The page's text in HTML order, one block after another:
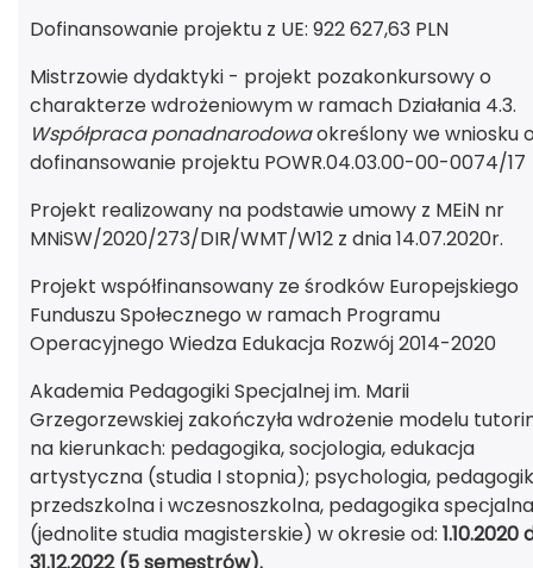
Dofinansowanie projektu z UE: 922 627,63 PLN
Mistrzowie dydaktyki - projekt pozakonkursowy o
charakterze wdrożeniowym w ramach Działania 4.3.
Współpraca ponadnarodowaokreślony we wniosku
dofinansowanie projektu POWR.04.03.00-00-0074/17
Projekt realizowany na podstawie umowy z MEiN nr
MNiSW/2020/273/DIR/WMT/W12 z dnia 14.07.2020r.
Projekt współfinansowany ze środków Europejskiego
Funduszu Społecznego w ramach Programu
Operacyjnego Wiedza Edukacja Rozwój 2014-2020
Akademia Pedagogiki Specjalnej im. Marii
Grzegorzewskiej zakończyła wdrożenie modelu
na kierunkach: pedagogika, socjologia, edukacja
artystyczna (studia I stopnia); psychologia,
przedszkolna i wczesnoszkolna, pedagogika specjalna
(jednolite studia magisterskie) w okresie od: 1.10.2020